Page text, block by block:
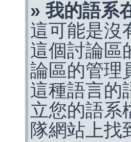
» 我的語系
這可能是沒
這個討論區
論區的管理
這種語言的
立您的語系
隊網站上找